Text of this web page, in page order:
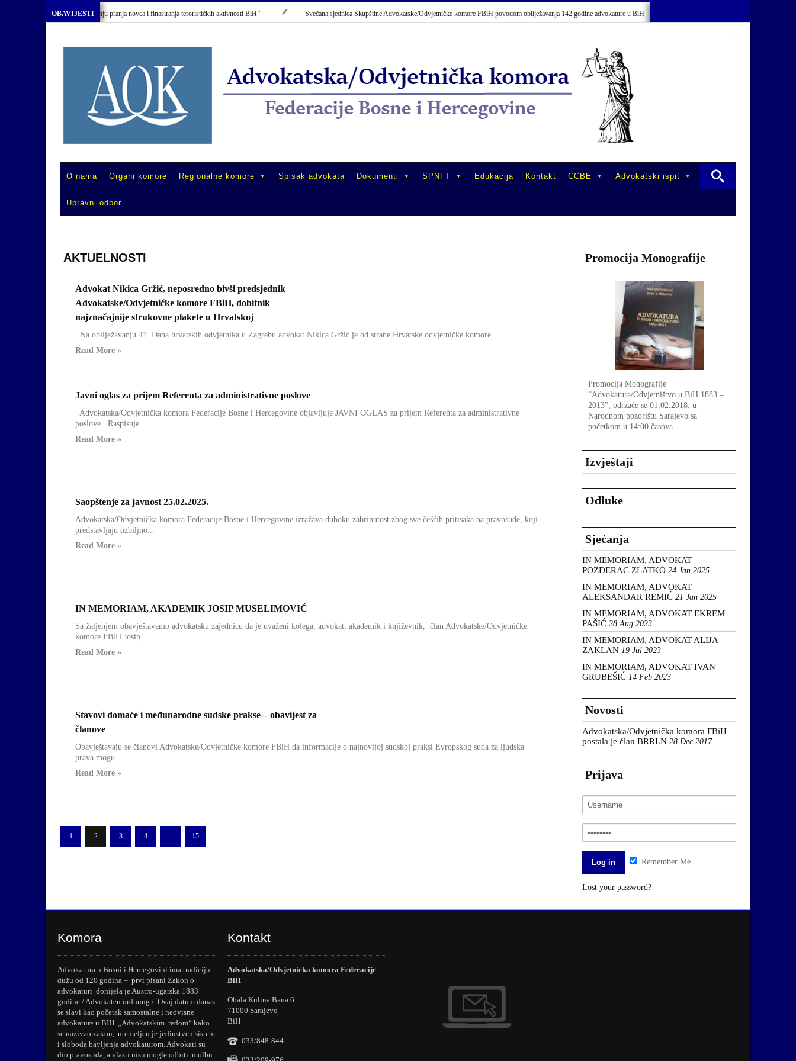
OBAVIJESTI
“Primjena Zakona o sprečavanju pranja novca i finasiranja terorističkih aktivnosti BiH” Svečana sjednica Skupštine Advokatske/Odvjetničke komore FBiH povodom obilježavanja 142 godine advokature u BiH
O nama Organi komore Regionalne komore Spisak advokata Dokumenti SPNFT Edukacija Kontakt CCBE Advokatski ispit
Upravni odbor
AKTUELNOSTI
Obavijesti
Advokat Nikica Gržić, neposredno bivši predsjednik
Advokatske/Odvjetničke komore FBiH, dobitnik
najznačajnije strukovne plakete u Hrvatskoj
Na obilježavanju 41. Dana hrvatskih odvjetnika u Zagrebu advokat Nikica Gržić je od strane Hrvatske odvjetničke komore...
Read More »
Javni oglas za prijem Referenta za administrativne poslove
Advokatska/Odvjetnička komora Federacije Bosne i Hercegovine objavljuje JAVNI OGLAS za prijem Referenta za administrativne
poslove Raspisuje...
Read More »
Saopštenje za javnost 25.02.2025.
Advokatska/Odvjetnička komora Federacije Bosne i Hercegovine izražava duboku zabrinutost zbog sve češćih pritisaka na pravosuđe, koji
predstavljaju ozbiljno...
Read More »
IN MEMORIAM, AKADEMIK JOSIP MUSELIMOVIĆ
Sa žaljenjem obavještavamo advokatsku zajednicu da je uvaženi kolega, advokat, akademik i književnik, član Advokatske/Odvjetničke
komore FBiH Josip...
Read More »
Obavijesti
Stavovi domaće i međunarodne sudske prakse – obavijest za
članove
Obavještavaju se članovi Advokatske/Odvjetničke komore FBiH da informacije o najnovijoj sudskoj praksi Evropskog suda za ljudska
prava mogu...
Read More »
1 2 3 4 … 15
Promocija Monografije
Promocija Monografije
“Advokatura/Odvjetništvo u BiH 1883 –
2013”, održaće se 01.02.2018. u
Narodnom pozorištu Sarajevo sa
početkom u 14:00 časova.
Izvještaji
Odluke
Sjećanja
IN MEMORIAM, ADVOKAT
POZDERAC ZLATKO 24 Jan 2025
IN MEMORIAM, ADVOKAT
ALEKSANDAR REMIĆ 21 Jan 2025
IN MEMORIAM, ADVOKAT EKREM
PAŠIĆ 28 Aug 2023
IN MEMORIAM, ADVOKAT ALIJA
ZAKLAN 19 Jul 2023
IN MEMORIAM, ADVOKAT IVAN
GRUBEŠIĆ 14 Feb 2023
Novosti
Advokatska/Odvjetnička komora FBiH
postala je član BRRLN 28 Dec 2017
Prijava
Remember Me
Lost your password?
Komora
Advokatura u Bosni i Hercegovini ima tradiciju
dužu od 120 godina – prvi pisani Zakon o
advokaturi donijela je Austro-ugarska 1883
godine / Advokaten ordnung /. Ovaj datum danas
se slavi kao početak samostalne i neovisne
advokature u BIH. „Advokatskim redom“ kako
se nazivao zakon, utemeljen je jedinstven sistem
i sloboda bavljenja advokaturom. Advokati su
dio pravosuđa, a vlasti nisu mogle odbiti molbu
Kontakt
Advokatska/Odvjetnicka komora Federacije
BiH
Obala Kulina Bana 6
71000 Sarajevo
BiH
033/848-844